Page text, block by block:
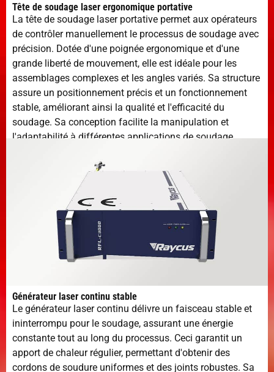
Tête de soudage laser ergonomique portative
La tête de soudage laser portative permet aux opérateurs
de contrôler manuellement le processus de soudage avec
précision. Dotée d'une poignée ergonomique et d'une
grande liberté de mouvement, elle est idéale pour les
assemblages complexes et les angles variés. Sa structure
assure un positionnement précis et un fonctionnement
stable, améliorant ainsi la qualité et l'efficacité du
soudage. Sa conception facilite la manipulation et
l'adaptabilité à différentes applications de soudage.
Générateur laser continu stable
Le générateur laser continu délivre un faisceau stable et
ininterrompu pour le soudage, assurant une énergie
constante tout au long du processus. Ceci garantit un
apport de chaleur régulier, permettant d'obtenir des
cordons de soudure uniformes et des joints robustes. Sa